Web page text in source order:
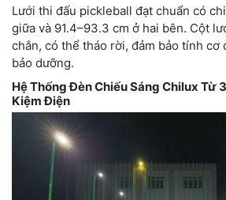
Lưới thi đấu pickleball đạt chuẩn có
giữa và 91.4–93.3 cm ở hai bên. Cột
chắn, có thể tháo rời, đảm bảo tính cơ
bảo dưỡng.
Hệ Thống Đèn Chiếu Sáng Chilux Từ
Kiệm Điện